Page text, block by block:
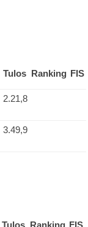
Tulos Ranking FIS
2.21,8
3.49,9
Tulos Ranking FIS